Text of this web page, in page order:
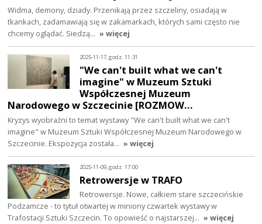
Widma, demony, dziady. Przenikają przez szczeliny, osiadają w
tkankach, zadamawiają się w zakamarkach, których sami często nie
chcemy oglądać. Siedzą… » więcej
2025-11-17, godz. 11:31
"We can't built what we can't
imagine" w Muzeum Sztuki
Współczesnej Muzeum
Narodowego w Szczecinie [ROZMOW…
Kryzys wyobraźni to temat wystawy "We can't built what we can't
imagine" w Muzeum Sztuki Współczesnej Muzeum Narodowego w
Szczecinie. Ekspozycja została… » więcej
2025-11-09, godz. 17:00
Retrowersje w TRAFO
Retrowersje. Nowe, całkiem stare szczecińskie
Podzamcze - to tytuł otwartej w miniony czwartek wystawy w
Trafostacji Sztuki Szczecin. To opowieść o najstarszej… » więcej